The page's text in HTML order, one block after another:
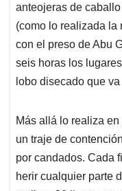
anteojeras de
(como lo realizada la
con el preso de Abu
seis horas los
lobo disecado que
Más allá lo realiza
un traje de
por candados. Cada
herir cualquier parte